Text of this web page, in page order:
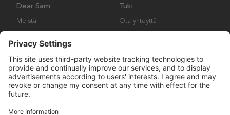
Dear Sam
Meistä
Tuki
Ota yhteyttä
Palautukset ja vaatimukset